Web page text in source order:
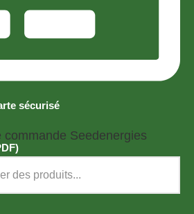
sécurisé